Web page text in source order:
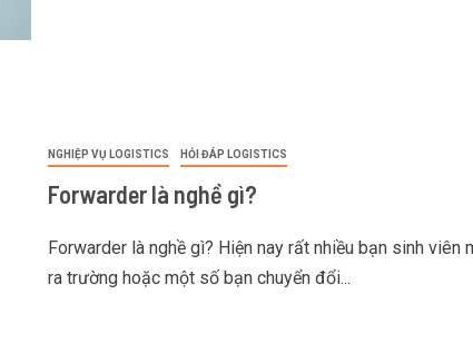
NGHIỆP VỤ LOGISTICS HỎI ĐÁP LOGISTICS
Forwarder là nghề gì?
Forwarder là nghề gì? Hiện nay rất nhiều bạn sinh viên
ra trường hoặc một số bạn chuyển đổi...